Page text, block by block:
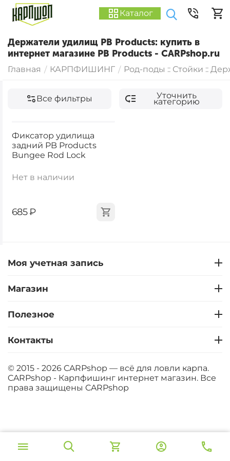
Каталог
Держатели удилищ PB Products: купить в
интернет магазине PB Products - CARPshop.ru
Главная / КАРПФИШИНГ / Род-поды :: Стойки ::
Все фильтры Уточнить
категорию
Фиксатор удилища
задний PB Products
Bungee Rod Lock
Нет в наличии
‍685‍₽
Моя учетная запись
Магазин
Полезное
Контакты
© 2015 - 2026 CARPshop — всё для ловли карпа.
CARPshop - Карпфишинг интернет магазин. Все
права защищены CARPshop